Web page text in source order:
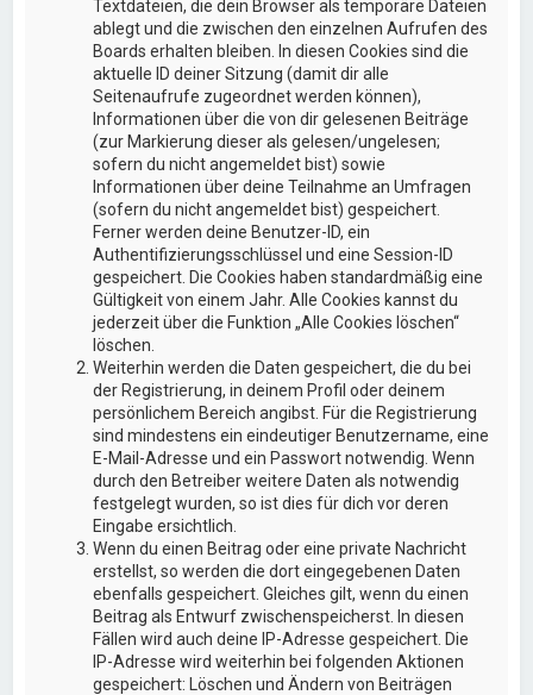
Textdateien, die dein Browser als temporäre Dateien
ablegt und die zwischen den einzelnen Aufrufen des
Boards erhalten bleiben. In diesen Cookies sind die
aktuelle ID deiner Sitzung (damit dir alle
Seitenaufrufe zugeordnet werden können),
Informationen über die von dir gelesenen Beiträge
(zur Markierung dieser als gelesen/ungelesen;
sofern du nicht angemeldet bist) sowie
Informationen über deine Teilnahme an Umfragen
(sofern du nicht angemeldet bist) gespeichert.
Ferner werden deine Benutzer-ID, ein
Authentifizierungsschlüssel und eine Session-ID
gespeichert. Die Cookies haben standardmäßig eine
Gültigkeit von einem Jahr. Alle Cookies kannst du
jederzeit über die Funktion „Alle Cookies löschen“
löschen.
Weiterhin werden die Daten gespeichert, die du bei
der Registrierung, in deinem Profil oder deinem
persönlichem Bereich angibst. Für die Registrierung
sind mindestens ein eindeutiger Benutzername, eine
E-Mail-Adresse und ein Passwort notwendig. Wenn
durch den Betreiber weitere Daten als notwendig
festgelegt wurden, so ist dies für dich vor deren
Eingabe ersichtlich.
Wenn du einen Beitrag oder eine private Nachricht
erstellst, so werden die dort eingegebenen Daten
ebenfalls gespeichert. Gleiches gilt, wenn du einen
Beitrag als Entwurf zwischenspeicherst. In diesen
Fällen wird auch deine IP-Adresse gespeichert. Die
IP-Adresse wird weiterhin bei folgenden Aktionen
gespeichert: Löschen und Ändern von Beiträgen